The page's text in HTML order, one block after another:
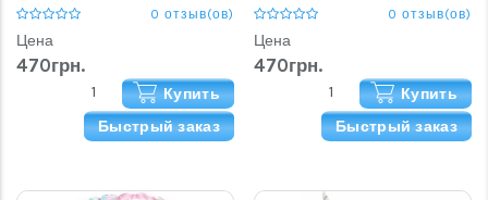
0 отзыв(ов)
Цена
470грн.
Купить
Быстрый заказ
0 отзыв(ов)
Цена
470грн.
Купить
Быстрый заказ